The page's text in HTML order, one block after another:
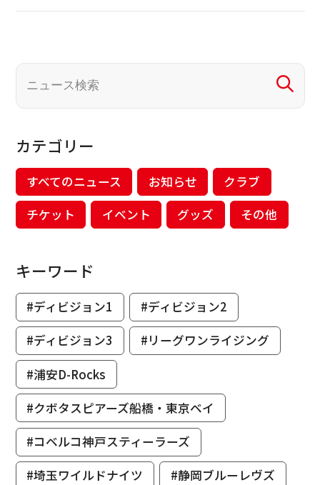
カテゴリー
すべてのニュース お知らせ
クラブ
チケット
イベント グッズ その他
キーワード
#ディビジョン1
#ディビジョン2
#ディビジョン3
#リーグワンライジング
#浦安D-Rocks
#クボタスピアーズ船橋・東京ベイ
#コベルコ神戸スティーラーズ
#埼玉ワイルドナイツ
#静岡ブルーレヴズ